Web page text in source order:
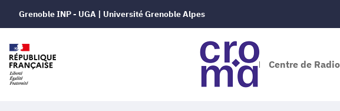
Grenoble INP - UGA | Université Grenoble Alpes
Centre de